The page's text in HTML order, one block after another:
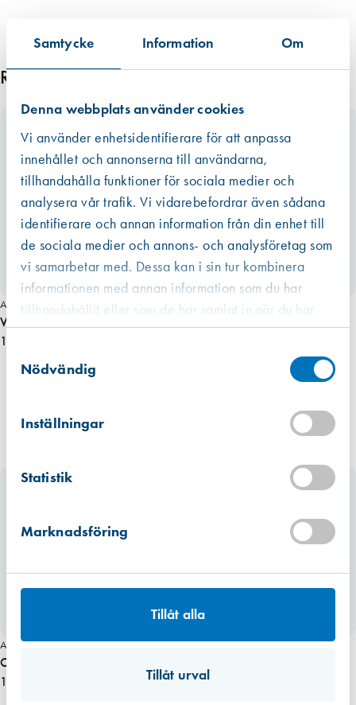
Samtycke Information Om
Denna webbplats använder cookies
Vi använder enhetsidentifierare för att anpassa
innehållet och annonserna till användarna,
tillhandahålla funktioner för sociala medier och
analysera vår trafik. Vi vidarebefordrar även sådana
identifierare och annan information från din enhet till
de sociala medier och annons- och analysföretag som
vi samarbetar med. Dessa kan i sin tur kombinera
informationen med annan information som du har
tillhandahållit eller som de har samlat in när du har
använt deras tjänster.
Nödvändig
Inställningar
Statistik
Marknadsföring
Tillåt alla
Tillåt urval
Relaterade produkter
Art. nr 2794
Verktygslåda Flexi för fönstertätning
1 962,50 kr
Art. nr 1010
O-list 8 mm, silikon VIT 100 m
1 412,50 kr
Art. nr 3119
1 293,75 kr
Finns i lager (1 st)
Finns i lager (2 st)
Hitta hit
Hitta hit